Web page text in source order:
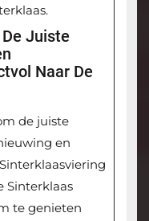
Juiste
Naar De
de juiste
en
Sinterklaas
te genieten